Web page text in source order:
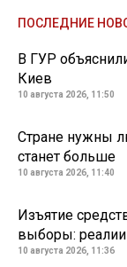
ПОСЛЕДНИЕ
В ГУР
Киев
10 августа 2026, 11:50
Стране нужны
станет больше
10 августа 2026, 11:40
Изъятие
выборы:
10 августа 2026, 11:36